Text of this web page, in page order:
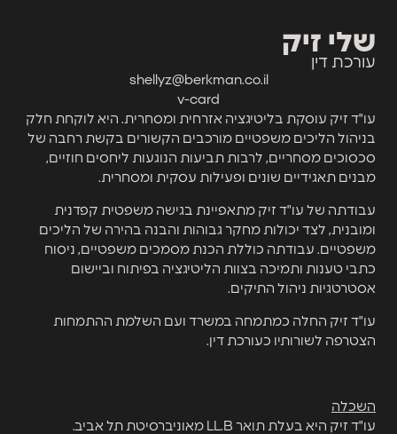
שלי זיק
עורכת דין
shellyz@berkman.co.il
v-card
עו"ד זיק עוסקת בליטיגציה אזרחית ומסחרית. היא לוקחת חלק
בניהול הליכים משפטיים מורכבים הקשורים בקשת רחבה של
סכסוכים מסחריים, לרבות תביעות הנוגעות ליחסים חוזיים,
מבנים תאגידיים שונים ופעילות עסקית ומסחרית.
עבודתה של עו"ד זיק מתאפיינת בגישה משפטית קפדנית
ומובנית, לצד יכולות מחקר גבוהות והבנה בהירה של הליכים
משפטיים. עבודתה כוללת הכנת מסמכים משפטיים, ניסוח
כתבי טענות ותמיכה בצוות הליטיגציה בפיתוח וביישום
אסטרטגיות ניהול התיקים.
עו"ד זיק החלה כמתמחה במשרד ועם השלמת ההתמחות
הצטרפה לשורותיו כעורכת דין.
השכלה
עו"ד זיק היא בעלת תואר LL.B מאוניברסיטת תל אביב.